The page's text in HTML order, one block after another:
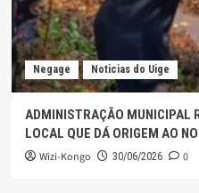
Negage Noticias do Uige
ADMINISTRAÇÃO MUNICIPAL
LOCAL QUE DÁ ORIGEM AO
Wizi-Kongo 30/06/2026 0